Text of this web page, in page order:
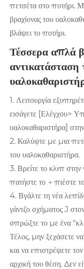
πετσέτα στο ποτήρι.
βραχίονας του
βλάψει το ποτήρι.
Τέσσερα απλά
1. Λειτουργία
εισάγετε [Ελέγχου>
υαλοκαθαριστήρα]
2. Καλύψτε με μια
του υαλοκαθαριστήρα.
3. Βρείτε το κλιπ
πατήστε το → πιέστε
4. Βγάλτε τη νέα
γάντζο σχήματος J
σπρώξτε το με ένα
Τέλος, μην ξεχάσετε
και να επιστρέψετε
αρχική του θέση. Δεν